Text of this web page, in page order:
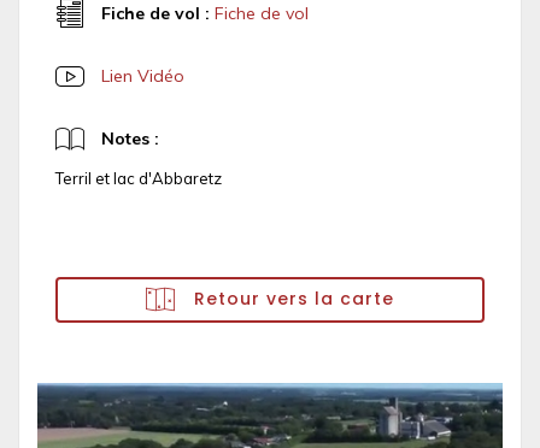
Fiche de vol : Fiche de vol
Lien Vidéo
Notes :
Terril et lac d'Abbaretz
Retour vers la carte